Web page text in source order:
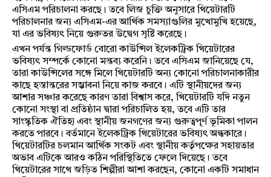
এসিএম পরিচালনা করছে। তবে লিজ চুক্তি অনুসারে থিয়েটারটি
পরিচালনার জন্য এসিএম-এর আর্থিক সমস্যাগুলির মুখোমুখি হয়েছে,
যা এর ভবিষ্যৎ নিয়ে গুরুতর উদ্বেগ সৃষ্টি করেছে।
এখন পর্যন্ত গিল্ডফোর্ড বোরো কাউন্সিল ইলেকট্রিক থিয়েটারের
ভবিষ্যৎ সম্পর্কে কোনো মন্তব্য করেনি। তবে এসিএম জানিয়েছে যে,
তারা কাউন্সিলের সঙ্গে মিলে থিয়েটারটি অন্য কোনো পরিচালনাকারীর
কাছে হস্তান্তরের সম্ভাবনা নিয়ে কাজ করবে। এটি স্থানীয়দের জন্য
আশার সঞ্চার করেছে কারণ তারা বিশ্বাস করে, থিয়েটারটি যদি নতুন
কোনো সংস্থা বা প্রতিষ্ঠান দ্বারা পরিচালিত হয়, তবে এটি তার
সাংস্কৃতিক ঐতিহ্য এবং স্থানীয় জনগণের জন্য গুরুত্বপূর্ণ ভূমিকা পালন
করতে পারবে। বর্তমানে ইলেকট্রিক থিয়েটারের ভবিষ্যৎ অন্ধকারে।
থিয়েটারটির চলমান আর্থিক সংকট এবং স্থানীয় কর্তৃপক্ষের সহায়তার
অভাব এটিকে আরও কঠিন পরিস্থিতিতে ফেলে দিয়েছে। তবে
থিয়েটারের সাথে জড়িত শিল্পীরা আশা করছেন, কোনো একটি সমাধান